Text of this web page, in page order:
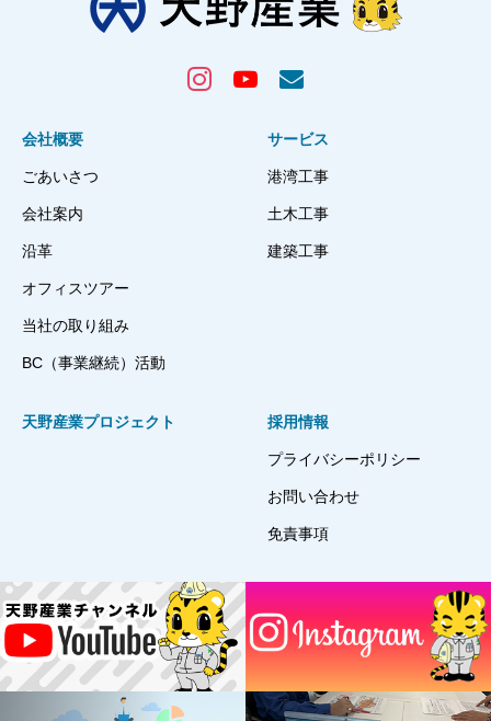
会社概要
ごあいさつ
会社案内
沿革
オフィスツアー
当社の取り組み
BC（事業継続）活動
サービス
港湾工事
土木工事
建築工事
天野産業プロジェクト 採用情報
プライバシーポリシー
お問い合わせ
免責事項